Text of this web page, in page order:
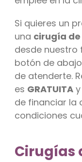
Si quieres un
una cirugía
desde nuestro
botón de
de atenderte.
es GRATUITAy
de financiar la
condiciones
Cirugías